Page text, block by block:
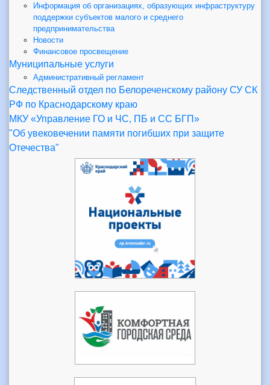
Информация об организациях, образующих инфраструктуру
поддержки субъектов малого и среднего
предпринимательства
Новости
Финансовое просвещение
Муниципальные услуги
Административный регламент
Следственный отдел по Белореченскому району СУ СК
РФ по Краснодарскому краю
МКУ «Управление ГО и ЧС, ПБ и СС БГП»
"Об увековечении памяти погибших при защите
Отечества"